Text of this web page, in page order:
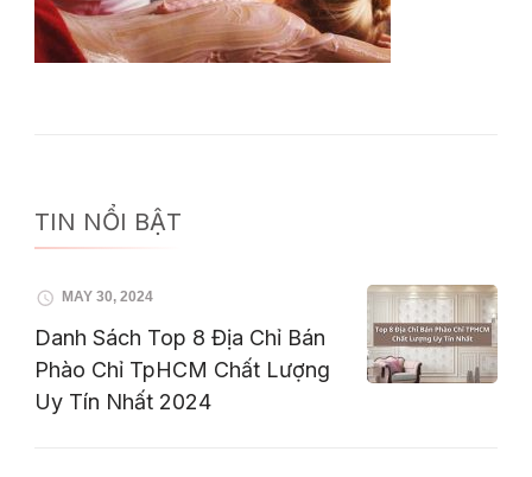
TIN NỔI BẬT
MAY 30, 2024
Danh Sách Top 8 Địa Chỉ Bán
Phào Chỉ TpHCM Chất Lượng
Uy Tín Nhất 2024